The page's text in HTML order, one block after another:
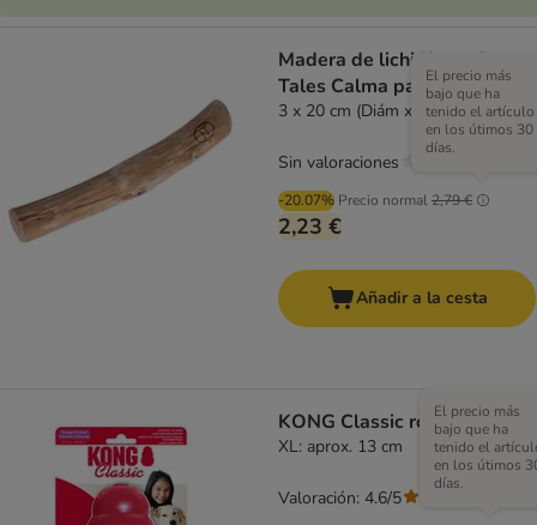
Madera de lichi Nomad
Tales Calma para perros
3 x 20 cm (Diám x L)
-20.07% Precio normal2,79 €
El precio más
bajo que ha
tenido el artículo
en los útimos 30
días.
2,23 €
Sin valoraciones
Añadir a la cesta
KONG Classic rojo
XL: aprox. 13 cm
El precio más
bajo que ha
tenido el
en los útimos
días.
Valoración: 4.6/5